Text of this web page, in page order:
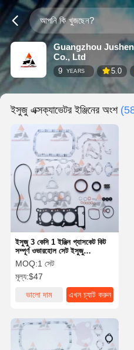
Guangzhou
Co., Ltd
9 YEARS 5.0
ইসুজু এক্সক্যাভেটর ইঞ্জিনের অংশ
ইসুজু 3 কেসি 1 ইঞ্জিন গ্যাসকেট কিট
সম্পূর্ণ ওভারহোল সেট ইসুজু
এক্সক্যাভেটর ইঞ্জিনের অংশ
MOQ:1 সেট
মূল্য:$47
ভালো দাম
এখন চ্যাট করুন